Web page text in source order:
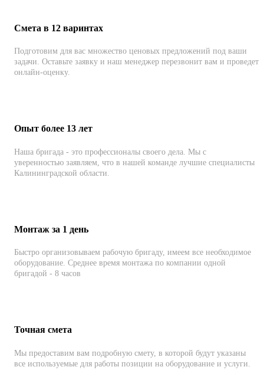
Смета в 12 варинтах
Подготовим для вас множество ценовых предложений под ваши
задачи. Оставьте заявку и наш менеджер перезвонит вам и проведет
онлайн-оценку.
Опыт более 13 лет
Наша бригада - это профессионалы своего дела. Мы с
уверенностью заявляем, что в нашей команде лучшие специалисты
Калининградской области.
Монтаж за 1 день
Быстро организовываем рабочую бригаду, имеем все необходимое
оборудование. Среднее время монтажа по компании одной
бригадой - 8 часов
Точная смета
Мы предоставим вам подробную смету, в которой будут указаны
все используемые для работы позиции на оборудование и услуги.